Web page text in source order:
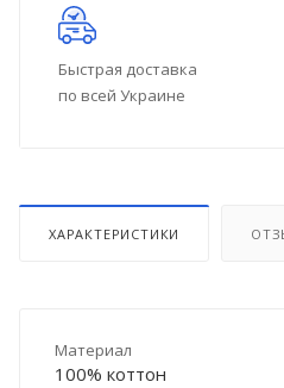
Быстрая доставка
по всей Украине
ХАРАКТЕРИСТИКИ
Материал
100% коттон